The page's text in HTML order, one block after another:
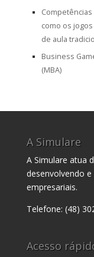
como os
de aula
Business
(MBA)
A Simulare
A Simulare atua
desenvolvendo
empresariais.
Telefone: (48)
Acesso